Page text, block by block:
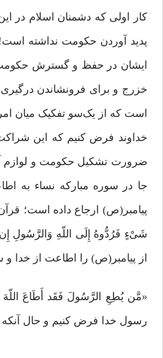
کار اولی که دشمنان اسلام در
پدید آوردن حکومت نداشته
ایشان در حفظ و گسترش حکومت
خزرج و برای فرونشاندن
است که از یک‌سو تفکیک میان
خداوند فرض کنیم که این
ضرورت تشکیل حکومت و لوازم
جا در سوره مبارکه نساء به
پیامبر(ص) ارجاع داده است؛ قرآن
از پیامبر(ص) را اطاعت از خدا و
رسول خدا فرض کنیم و حال